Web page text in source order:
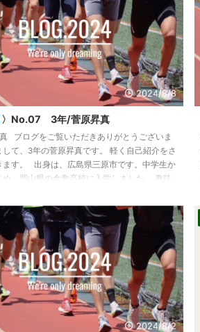
漫画を読むこと、音楽を聴くことで ...
2024/8/8
〉No.07 3年/菅原昇真
ブログをご覧いただきありがとうございま
て、3年の菅原昇真です。 軽く自己紹介をさ
ます。 出身は、広島県三原市です。中学生か
め、岡山県の倉敷高校に入学しました。 趣味
す。 私は、高校時代タイムを出すことが出
た。高校3年時、怪我が多く、一度も15'00を
ませんでした。 キャプテンを務めさせてい
が、怪我で練 ...
2024/8/2